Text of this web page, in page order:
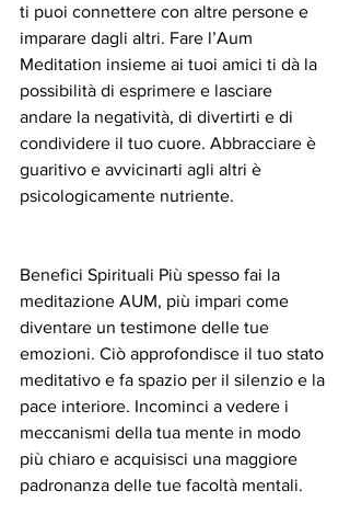
ti puoi connettere con altre persone e
imparare dagli altri. Fare l’Aum
Meditation insieme ai tuoi amici ti dà la
possibilità di esprimere e lasciare
andare la negatività, di divertirti e di
condividere il tuo cuore. Abbracciare è
guaritivo e avvicinarti agli altri è
psicologicamente nutriente.
Benefici Spirituali Più spesso fai la
meditazione AUM, più impari come
diventare un testimone delle tue
emozioni. Ciò approfondisce il tuo stato
meditativo e fa spazio per il silenzio e la
pace interiore. Incominci a vedere i
meccanismi della tua mente in modo
più chiaro e acquisisci una maggiore
padronanza delle tue facoltà mentali.